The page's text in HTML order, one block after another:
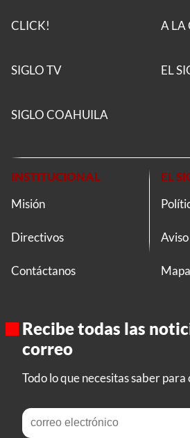
CLICK! A LA
SIGLO TV EL
SIGLO COAHUILA
INSTITUCIONAL
Misión
Directivos
Contáctanos
EL
Recibe todas las
correo
Todo lo que necesitas saber